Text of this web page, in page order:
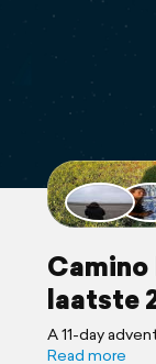
Camino
laatste
A 11-day
Marjon
Read more